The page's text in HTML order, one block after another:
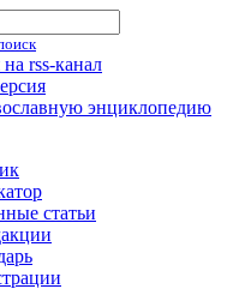
rss-канал
энциклопедию
статьи